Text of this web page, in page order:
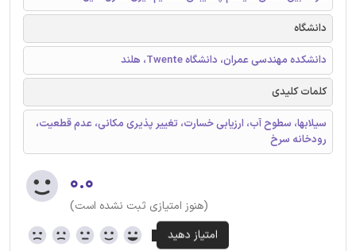
دانشگاه
دانشکده مهندسی عمران، دانشگاه Twente، هلند
کلمات کلیدی
سیلابها، سطوح آب، ارزیابی خسارت، تغییر پذیری مکانی، عدم قطعیت،
رودخانه سرخ
۰.۰
(هنوز امتیازی ثبت نشده است)